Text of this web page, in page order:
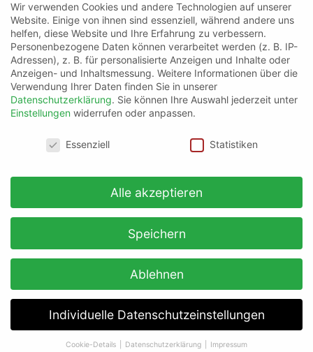
News,Onpage
Strukturierte Daten für
Produktvarianten – eine neue
Möglichkeit zur Optimierung
Wir verwenden Cookies und andere Technologien auf unserer
Website. Einige von ihnen sind essenziell, während andere uns
helfen, diese Website und Ihre Erfahrung zu verbessern.
Personenbezogene Daten können verarbeitet werden (z. B. IP-
Adressen), z. B. für personalisierte Anzeigen und Inhalte oder
Anzeigen- und Inhaltsmessung. Weitere Informationen über die
Verwendung Ihrer Daten finden Sie in unserer
Datenschutzerklärung. Sie können Ihre Auswahl jederzeit unter
Einstellungen widerrufen oder anpassen.
Essenziell
Statistiken
Alle akzeptieren
Speichern
Ablehnen
Individuelle Datenschutzeinstellungen
Cookie-Details Datenschutzerklärung Impressum